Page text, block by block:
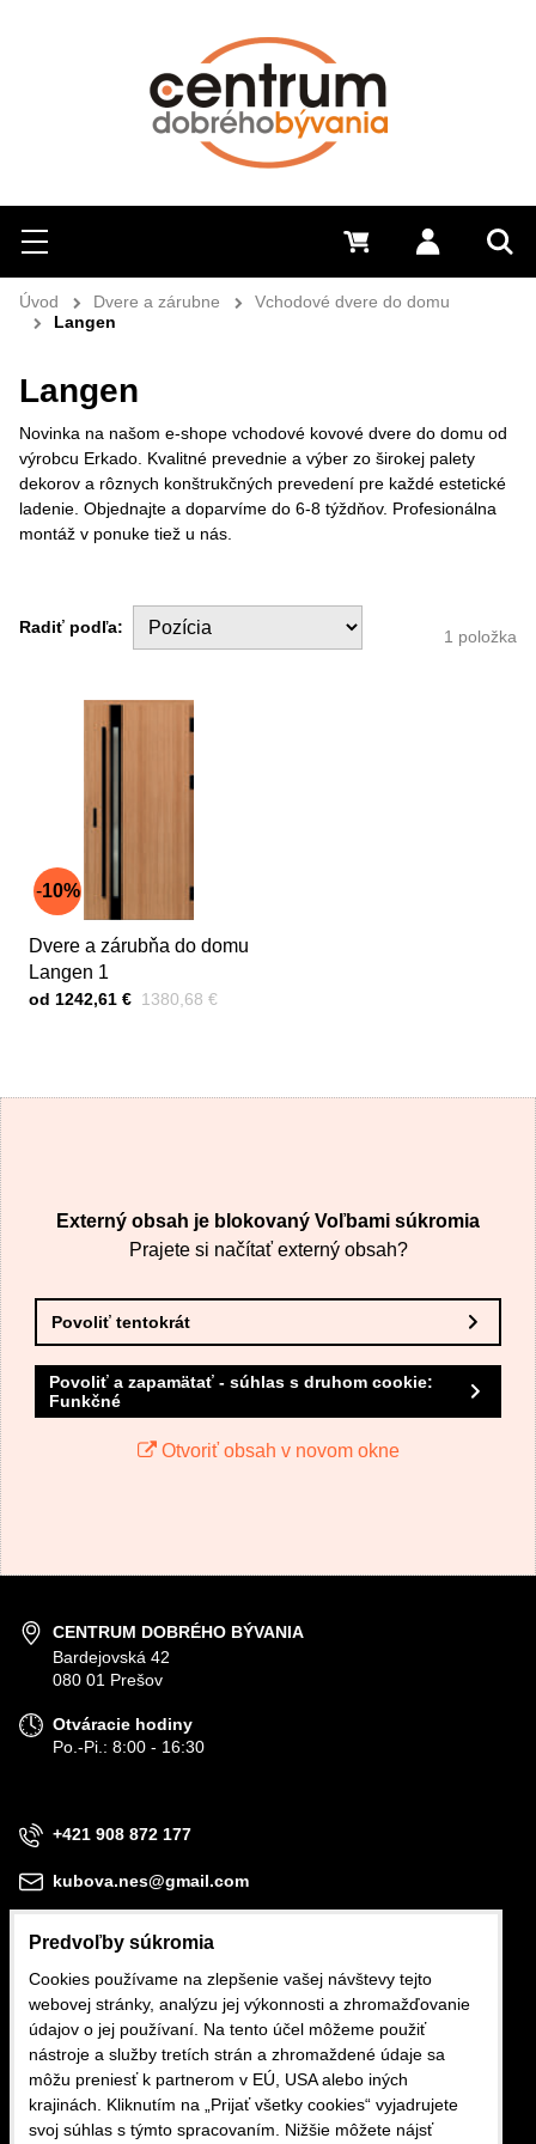
Hľadať
Menu Prihlásiť
0 €
Úvod Dvere a zárubne
Vchodové dvere do domu
Langen
Langen
Novinka na našom e-shope vchodové kovové dvere do domu od
výrobcu Erkado. Kvalitné prevednie a výber zo širokej palety
dekorov a rôznych konštrukčných prevedení pre každé estetické
ladenie. Objednajte a doparvíme do 6-8 týždňov. Profesionálna
montáž v ponuke tiež u nás.
Radiť podľa: 1 položka
Dvere a zárubňa do domu
Langen 1
Cena s DPH
od 1242,61 € Pred zľavou:
1380,68 €
10%
Externý obsah je blokovaný Voľbami súkromia
Prajete si načítať externý obsah?
Povoliť tentokrát
Povoliť a zapamätať - súhlas s druhom cookie:
Funkčné
Otvoriť obsah v novom okne
CENTRUM DOBRÉHO BÝVANIA
Bardejovská 42
080 01 Prešov
Otváracie hodiny
Po.-Pi.: 8:00 - 16:30
+421 908 872 177
kubova.nes@gmail.com
Obchodné podmienky
Reklamačné podmienky
Ochrana osobných údajov
Predvoľby súkromia
Cookies používame na zlepšenie vašej návštevy tejto
webovej stránky, analýzu jej výkonnosti a zhromažďovanie
údajov o jej používaní. Na tento účel môžeme použiť
nástroje a služby tretích strán a zhromaždené údaje sa
môžu preniesť k partnerom v EÚ, USA alebo iných
krajinách. Kliknutím na „Prijať všetky cookies“ vyjadrujete
svoj súhlas s týmto spracovaním. Nižšie môžete nájsť